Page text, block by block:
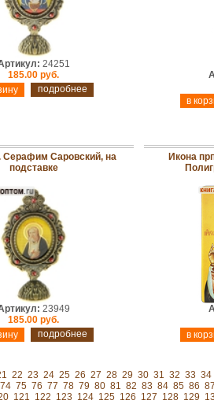
24251
185.00 руб.
подробнее
Серафим Саровский, на
подставке
23949
185.00 руб.
подробнее
Икона
22 23 24 25 26 27 28 29 30 31 32 33 34
74 75 76 77 78 79 80 81 82 83 84 85 86 87
121 122 123 124 125 126 127 128 129